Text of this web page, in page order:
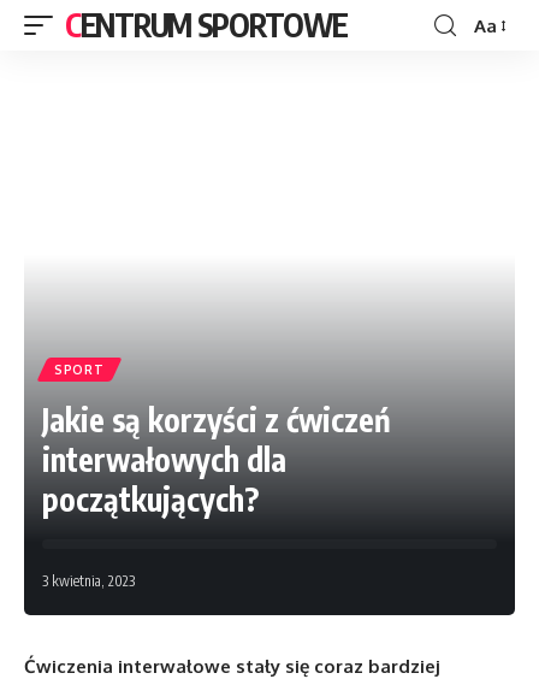
CENTRUM SPORTOWE Aa
SPORT
Jakie są korzyści z ćwiczeń
interwałowych dla
początkujących?
3 kwietnia, 2023
Ćwiczenia interwałowe stały się coraz bardziej